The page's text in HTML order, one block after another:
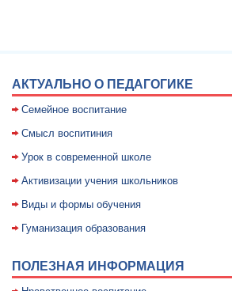
АКТУАЛЬНО О ПЕДАГОГИКЕ
Семейное воспитание
Смысл воспитиния
Уpок в совpеменной школе
Активизации учения школьников
Виды и формы обучения
Гуманизация образования
ПОЛЕЗНАЯ ИНФОРМАЦИЯ